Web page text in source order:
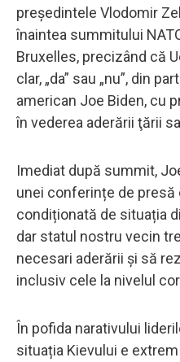
președintele Vlodomir
înaintea summitului
Bruxelles, precizând că
clar, „da” sau „nu”, din
american Joe Biden, cu
în vederea aderării ţării
Imediat după summit,
unei conferințe de presă
condiționată de situația
dar statul nostru vecin
necesari aderării și să
inclusiv cele la nivelul
În pofida narativului
situația Kievului e